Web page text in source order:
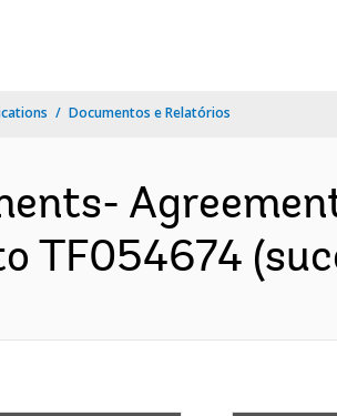
Documentos e Relatórios
TF054674